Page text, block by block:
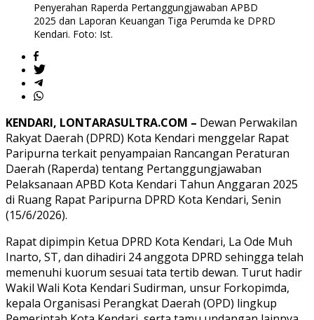
Penyerahan Raperda Pertanggungjawaban APBD
2025 dan Laporan Keuangan Tiga Perumda ke DPRD
Kendari. Foto: Ist.
KENDARI, LONTARASULTRA.COM – Dewan Perwakilan
Rakyat Daerah (DPRD) Kota Kendari menggelar Rapat
Paripurna terkait penyampaian Rancangan Peraturan
Daerah (Raperda) tentang Pertanggungjawaban
Pelaksanaan APBD Kota Kendari Tahun Anggaran 2025
di Ruang Rapat Paripurna DPRD Kota Kendari, Senin
(15/6/2026).
Rapat dipimpin Ketua DPRD Kota Kendari, La Ode Muh
Inarto, ST, dan dihadiri 24 anggota DPRD sehingga telah
memenuhi kuorum sesuai tata tertib dewan. Turut hadir
Wakil Wali Kota Kendari Sudirman, unsur Forkopimda,
kepala Organisasi Perangkat Daerah (OPD) lingkup